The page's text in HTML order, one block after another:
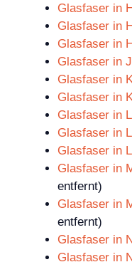
Glasfaser in
Glasfaser in
Glasfaser in
Glasfaser in
Glasfaser in
Glasfaser in
Glasfaser in
Glasfaser in
Glasfaser in
Glasfaser in
entfernt)
Glasfaser in
entfernt)
Glasfaser in
Glasfaser in